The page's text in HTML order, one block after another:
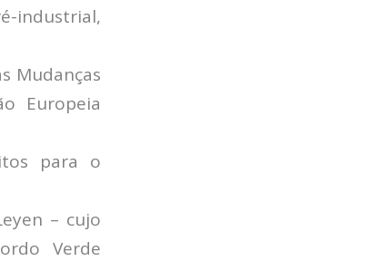
industrial,
Mudanças
Europeia
para o
– cujo
Verde